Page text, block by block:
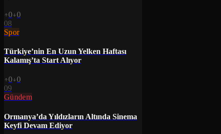
0 0
08
Spor
Türkiye’nin En Uzun Yelken Haftası
Kalamış’ta Start Alıyor
0 0
09
Gündem
Ormanya’da Yıldızların Altında Sinema
Keyfi Devam Ediyor